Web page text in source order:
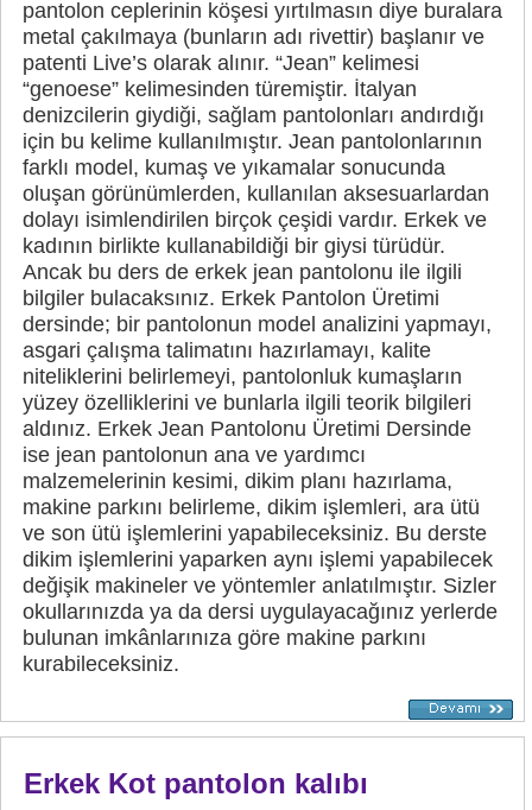
pantolon ceplerinin köşesi yırtılmasın diye buralara
metal çakılmaya (bunların adı rivettir) başlanır ve
patenti Live’s olarak alınır. “Jean” kelimesi
“genoese” kelimesinden türemiştir. İtalyan
denizcilerin giydiği, sağlam pantolonları andırdığı
için bu kelime kullanılmıştır. Jean pantolonlarının
farklı model, kumaş ve yıkamalar sonucunda
oluşan görünümlerden, kullanılan aksesuarlardan
dolayı isimlendirilen birçok çeşidi vardır. Erkek ve
kadının birlikte kullanabildiği bir giysi türüdür.
Ancak bu ders de erkek jean pantolonu ile ilgili
bilgiler bulacaksınız. Erkek Pantolon Üretimi
dersinde; bir pantolonun model analizini yapmayı,
asgari çalışma talimatını hazırlamayı, kalite
niteliklerini belirlemeyi, pantolonluk kumaşların
yüzey özelliklerini ve bunlarla ilgili teorik bilgileri
aldınız. Erkek Jean Pantolonu Üretimi Dersinde
ise jean pantolonun ana ve yardımcı
malzemelerinin kesimi, dikim planı hazırlama,
makine parkını belirleme, dikim işlemleri, ara ütü
ve son ütü işlemlerini yapabileceksiniz. Bu derste
dikim işlemlerini yaparken aynı işlemi yapabilecek
değişik makineler ve yöntemler anlatılmıştır. Sizler
okullarınızda ya da dersi uygulayacağınız yerlerde
bulunan imkânlarınıza göre makine parkını
kurabileceksiniz.
Erkek Kot pantolon kalıbı